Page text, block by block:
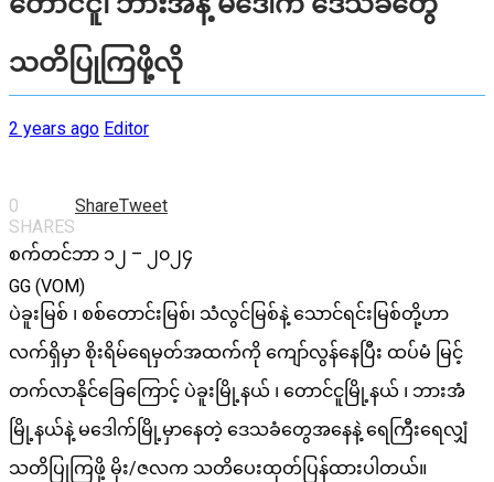
သတိပြုကြဖို့လို
2 years ago Editor
0
SHARES
ShareTweet
စက်တင်ဘာ ၁၂ – ၂၀၂၄
GG (VOM)
ပဲခူးမြစ် ၊ စစ်တောင်းမြစ်၊ သံလွင်မြစ်နဲ့ သောင်ရင်းမြစ်တို့ဟာ
လက်ရှိမှာ စိုးရိမ်ရေမှတ်အထက်ကို ကျော်လွန်နေပြီး ထပ်မံ မြင့်
တက်လာနိုင်ခြေကြောင့် ပဲခူးမြို့နယ် ၊ တောင်ငူမြို့နယ် ၊ ဘားအံ
မြို့နယ်နဲ့ မဒေါက်မြို့မှာနေတဲ့ ဒေသခံတွေအနေနဲ့ ရေကြီးရေလျှံ
သတိပြုကြဖို့ မိုး/ဇလက သတိပေးထုတ်ပြန်ထားပါတယ်။